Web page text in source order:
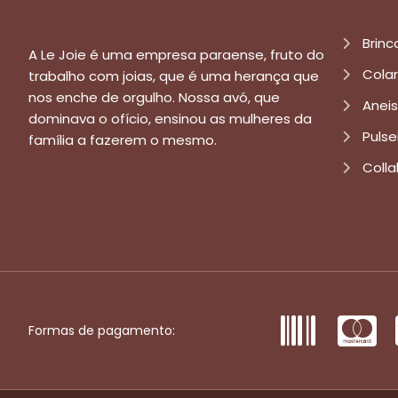
A Le Joie é uma empresa paraense, fruto do
trabalho com joias, que é uma herança que
nos enche de orgulho. Nossa avó, que
dominava o ofício, ensinou as mulheres da
família a fazerem o mesmo.
Aneis
Formas de pagamento: